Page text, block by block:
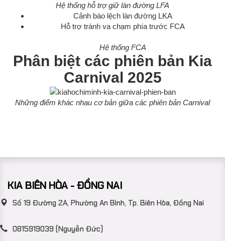
Hệ thống hỗ trợ giữ làn đường LFA
Cảnh báo lệch làn đường LKA
Hỗ trợ tránh va chạm phía trước FCA
Hệ thống FCA
Phân biệt các phiên bản Kia
Carnival 2025
Những điểm khác nhau cơ bản giữa các phiên bản Carnival
KIA BIÊN HÒA - ĐỒNG NAI
Số 19 Đường 2A, Phường An Bình, Tp. Biên Hòa, Đồng Nai
0815919039 (Nguyễn Đức)